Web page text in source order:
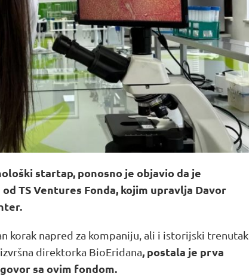
startap, ponosno je objavio da je
TS Ventures Fonda, kojim upravlja Davor
korak napred za kompaniju, ali i istorijski trenutak
direktorka BioEridana, postala je prva
sa ovim fondom.